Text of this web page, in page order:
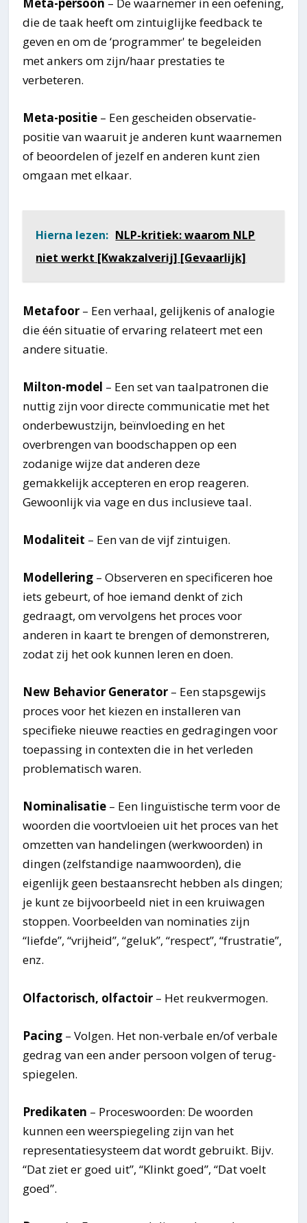
Meta-persoon – De waarnemer in een oefening,
die de taak heeft om zintuiglijke feedback te
geven en om de ‘programmer' te begeleiden
met ankers om zijn/haar prestaties te
verbeteren.
Meta-positie – Een gescheiden observatie-
positie van waaruit je anderen kunt waarnemen
of beoordelen of jezelf en anderen kunt zien
omgaan met elkaar.
Hierna lezen: NLP-kritiek: waarom NLP
niet werkt [Kwakzalverij] [Gevaarlijk]
Metafoor – Een verhaal, gelijkenis of analogie
die één situatie of ervaring relateert met een
andere situatie.
Milton-model – Een set van taalpatronen die
nuttig zijn voor directe communicatie met het
onderbewustzijn, beïnvloeding en het
overbrengen van boodschappen op een
zodanige wijze dat anderen deze
gemakkelijk accepteren en erop reageren.
Gewoonlijk via vage en dus inclusieve taal.
Modaliteit – Een van de vijf zintuigen.
Modellering – Observeren en specificeren hoe
iets gebeurt, of hoe iemand denkt of zich
gedraagt, om vervolgens het proces voor
anderen in kaart te brengen of demonstreren,
zodat zij het ook kunnen leren en doen.
New Behavior Generator – Een stapsgewijs
proces voor het kiezen en installeren van
specifieke nieuwe reacties en gedragingen voor
toepassing in contexten die in het verleden
problematisch waren.
Nominalisatie – Een linguïstische term voor de
woorden die voortvloeien uit het proces van het
omzetten van handelingen (werkwoorden) in
dingen (zelfstandige naamwoorden), die
eigenlijk geen bestaansrecht hebben als dingen;
je kunt ze bijvoorbeeld niet in een kruiwagen
stoppen. Voorbeelden van nominaties zijn
“liefde”, “vrijheid”, “geluk”, “respect”, “frustratie”,
enz.
Olfactorisch, olfactoir – Het reukvermogen.
Pacing – Volgen. Het non-verbale en/of verbale
gedrag van een ander persoon volgen of terug-
spiegelen.
Predikaten – Proceswoorden: De woorden
kunnen een weerspiegeling zijn van het
representatiesysteem dat wordt gebruikt. Bijv.
“Dat ziet er goed uit”, “Klinkt goed”, “Dat voelt
goed”.